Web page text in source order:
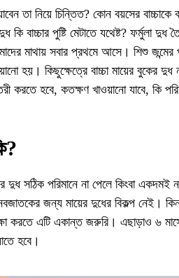
তা নিয়ে চিন্তিত? কোন বয়সের
কি বাচ্চার পুষ্টি মেটাতে যথেষ্ট? ফর্মুলা দুধ
মাথায় সবার প্রথমে আসে। শিশু জন্মের
হয়। কিছুক্ষেত্রে বাচ্চা মায়ের বুকের
করতে হবে, কতক্ষণ খাওয়ানো যাবে, কি
দুধ সঠিক পরিমানে না পেলে কিংবা একদমই
জন্য মায়ের দুধের বিকল্প নেই।
করতে এটি একান্ত জরুরি। এছাড়াও ৬
হবে।